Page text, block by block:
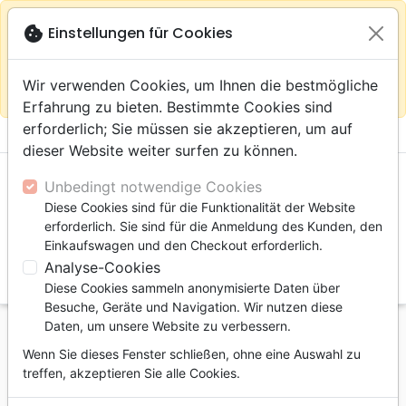
Auf der Webseite Europa bleiben close
warningGemäß
Ihrem
Einkauf im ShopDas Haus der Bibel Schweiz
menu shopping_cart
Suche
Startseite Bücher Kirche, Gemeinde
Courir avec persévérance - Les défis du ministère
pastoral
cookie Einstellungen für Cookies
Wir verwenden Cookies, um Ihnen die bestmögliche
Erfahrung zu bieten. Bestimmte Cookies sind
erforderlich; Sie müssen sie akzeptieren, um auf
dieser Website weiter surfen zu können.
Unbedingt notwendige Cookies
Diese Cookies sind für die Funktionalität der Website
erforderlich. Sie sind für die Anmeldung des Kunden, den
Einkaufswagen und den Checkout erforderlich.
Analyse-Cookies
Diese Cookies sammeln anonymisierte Daten über
Besuche, Geräte und Navigation. Wir nutzen diese
Daten, um unsere Website zu verbessern.
Wenn Sie dieses Fenster schließen, ohne eine Auswahl zu
treffen, akzeptieren Sie alle Cookies.